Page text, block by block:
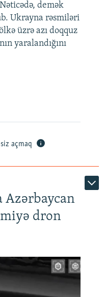
demək
Ukrayna rəsmiləri
üzrə azı doqquz
yaralandığını
açmaq
Azərbaycan
dron